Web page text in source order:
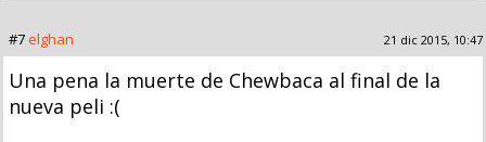
#7elghan 21 dic 2015, 10:47
Una pena la muerte de Chewbaca al final de la
nueva peli :(